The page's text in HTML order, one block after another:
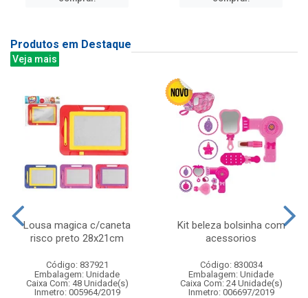
Produtos em Destaque
Veja mais
Lousa magica c/caneta
risco preto 28x21cm
Código: 837921
Embalagem: Unidade
Caixa Com: 48 Unidade(s)
Inmetro: 005964/2019
Kit beleza bolsinha com
acessorios
Código: 830034
Embalagem: Unidade
Caixa Com: 24 Unidade(s)
Inmetro: 006697/2019